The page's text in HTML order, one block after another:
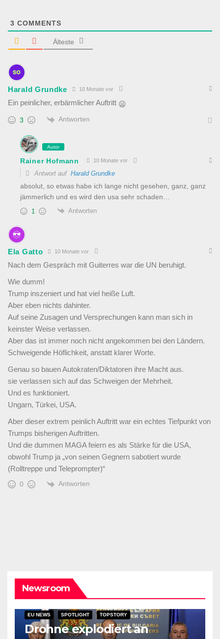
3 COMMENTS
Älteste
Harald Grundke 10 Monate vor
Ein peinlicher, erbärmlicher Auftritt 😦
3 Antworten
Autor
Rainer Hofmann 10 Monate vor
Antwort auf Harald Grundke
absolut, so etwas habe ich lange nicht gesehen, ganz, ganz
jämmerlich und es wird den usa sehr schaden…
1 Antworten
Ela Gatto 10 Monate vor
Nach dem Gespräch mit Guiterres war die UN beruhigt.
Wie dumm!
Trump inszeniert und hat viel heiße Luft.
Aber eben nichts dahinter.
Auf seine Zusagen und Versprechungen kann man sich in
keinster Weise verlassen.
Aber das ist immer noch nicht angekommen bei den Ländern.
Schweigende Höflichkeit, anstatt klarer Worte.
Genau so bauen Autokraten/Diktatoren ihre Macht aus.
sie verlassen sich auf das Schweigen der Mehrheit.
Und es funktioniert.
Ungarn, Türkei, USA.
Aber dieser extrem peinlich Auftritt war ein echtes Tiefpunkt von
Trumps bisherigen Auftritten.
Und die dummen MAGA feiern es als Stärke für die USA,
obwohl Trump ja „von seinen Gegnern sabotiert wurde
(Rolltreppe und Teleprompter)“
0 Antworten
Newsroom
EU NEWS SPOTLIGHT TOPSTORY
Drohne explodiert an